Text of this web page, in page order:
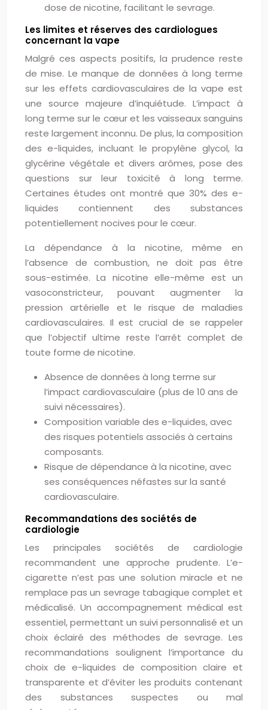
dose de nicotine, facilitant le sevrage.
Les limites et réserves des cardiologues
concernant la vape
Malgré ces aspects positifs, la prudence reste
de mise. Le manque de données à long terme
sur les effets cardiovasculaires de la vape est
une source majeure d’inquiétude. L’impact à
long terme sur le cœur et les vaisseaux sanguins
reste largement inconnu. De plus, la composition
des e-liquides, incluant le propylène glycol, la
glycérine végétale et divers arômes, pose des
questions sur leur toxicité à long terme.
Certaines études ont montré que 30% des e-
liquides contiennent des substances
potentiellement nocives pour le cœur.
La dépendance à la nicotine, même en
l’absence de combustion, ne doit pas être
sous-estimée. La nicotine elle-même est un
vasoconstricteur, pouvant augmenter la
pression artérielle et le risque de maladies
cardiovasculaires. Il est crucial de se rappeler
que l’objectif ultime reste l’arrêt complet de
toute forme de nicotine.
Absence de données à long terme sur
l’impact cardiovasculaire (plus de 10 ans de
suivi nécessaires).
Composition variable des e-liquides, avec
des risques potentiels associés à certains
composants.
Risque de dépendance à la nicotine, avec
ses conséquences néfastes sur la santé
cardiovasculaire.
Recommandations des sociétés de
cardiologie
Les principales sociétés de cardiologie
recommandent une approche prudente. L’e-
cigarette n’est pas une solution miracle et ne
remplace pas un sevrage tabagique complet et
médicalisé. Un accompagnement médical est
essentiel, permettant un suivi personnalisé et un
choix éclairé des méthodes de sevrage. Les
recommandations soulignent l’importance du
choix de e-liquides de composition claire et
transparente et d’éviter les produits contenant
des substances suspectes ou mal